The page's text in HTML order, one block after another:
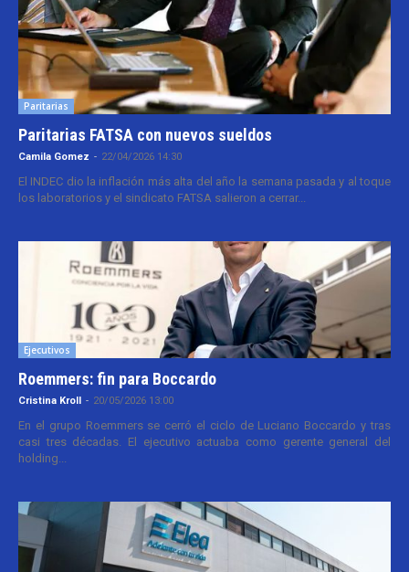
Paritarias
Paritarias FATSA con nuevos sueldos
Camila Gomez - 22/04/2026 14:30
El INDEC dio la inflación más alta del año la semana pasada y al toque
los laboratorios y el sindicato FATSA salieron a cerrar...
Ejecutivos
Roemmers: fin para Boccardo
Cristina Kroll - 20/05/2026 13:00
En el grupo Roemmers se cerró el ciclo de Luciano Boccardo y tras
casi tres décadas. El ejecutivo actuaba como gerente general del
holding...